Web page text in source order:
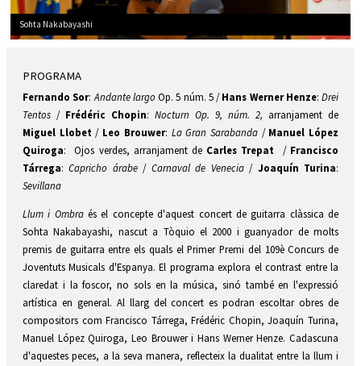
Sohta Nakabayashi
PROGRAMA
Fernando Sor:Andante largo Op. 5 núm. 5/ Hans Werner Henze: Drei
Tentos / Frédéric Chopin: Nocturn Op. 9, núm. 2, arranjament de
Miguel Llobet/ Leo Brouwer: La Gran Sarabanda / Manuel López
Quiroga: Ojos verdes, arranjament de Carles Trepat / Francisco
Tárrega:Capricho árabe/ Carnaval de Venecia/ Joaquín Turina:
Sevillana
Llum i Ombraés el concepte d'aquest concert de guitarra clàssica de
Sohta Nakabayashi, nascut a Tòquio el 2000 i guanyador de molts
premis de guitarra entre els quals el Primer Premi del 109è Concurs de
Joventuts Musicals d'Espanya. El programa explora el contrast entre la
claredat i la foscor, no sols en la música, sinó també en l'expressió
artística en general. Al llarg del concert es podran escoltar obres de
compositors com Francisco Tárrega, Frédéric Chopin, Joaquín Turina,
Manuel López Quiroga, Leo Brouwer i Hans Werner Henze. Cadascuna
d'aquestes peces, a la seva manera, reflecteix la dualitat entre la llum i